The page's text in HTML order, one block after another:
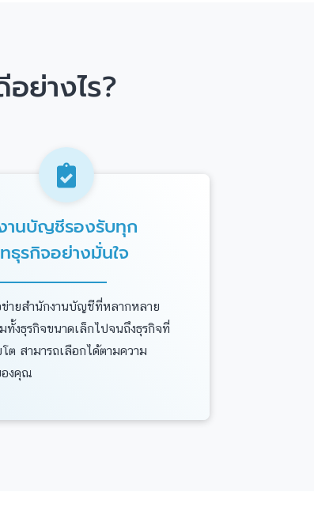
อย่างไร?
านบัญชีรองรับทุก
ธุรกิจอย่างมั่นใจ
ข่ายสำนักงานบัญชีที่หลากหลาย
ทั้งธุรกิจขนาดเล็กไปจนถึงธุรกิจที่
ต สามารถเลือกได้ตามความ
องคุณ